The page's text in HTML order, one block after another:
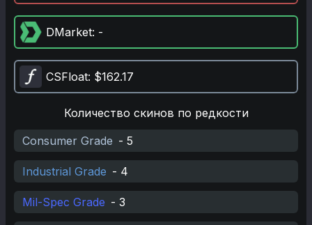
DMarket: -
CSFloat: $162.17
Количество скинов по редкости
Consumer Grade - 5
Industrial Grade - 4
Mil-Spec Grade - 3